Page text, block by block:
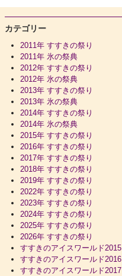
カテゴリー
2011年 すすきの祭り
2011年 氷の祭典
2012年 すすきの祭り
2012年 氷の祭典
2013年 すすきの祭り
2013年 氷の祭典
2014年 すすきの祭り
2014年 氷の祭典
2015年 すすきの祭り
2016年 すすきの祭り
2017年 すすきの祭り
2018年 すすきの祭り
2019年 すすきの祭り
2022年 すすきの祭り
2023年 すすきの祭り
2024年 すすきの祭り
2025年 すすきの祭り
2026年 すすきの祭り
すすきのアイスワールド2015
すすきのアイスワールド2016
すすきのアイスワールド2017